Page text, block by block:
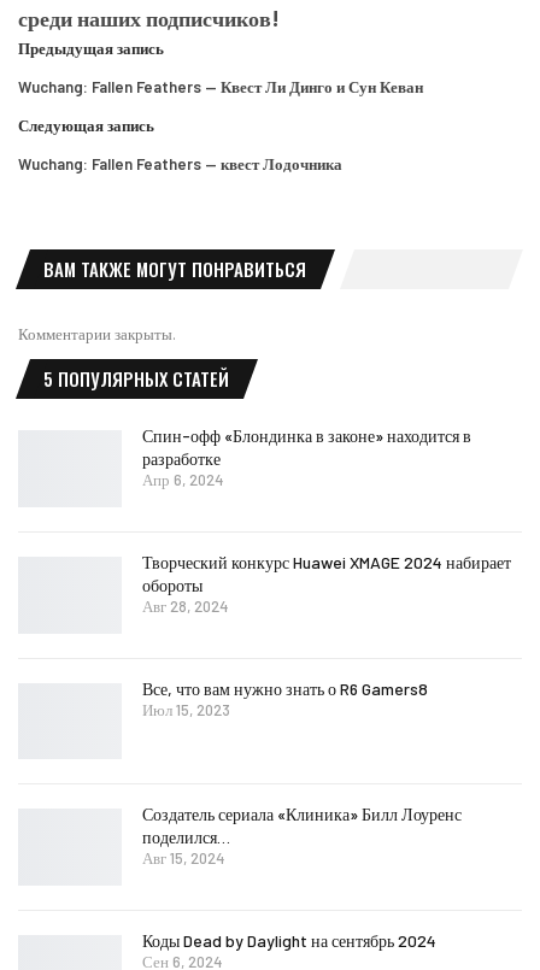
среди наших подписчиков!
Предыдущая запись
Wuchang: Fallen Feathers — Квест Ли Динго и Сун Кеван
Следующая запись
Wuchang: Fallen Feathers — квест Лодочника
ВАМ ТАКЖЕ МОГУТ ПОНРАВИТЬСЯ
Комментарии закрыты.
5 ПОПУЛЯРНЫХ СТАТЕЙ
Спин-офф «Блондинка в законе» находится в
разработке
Апр 6, 2024
Творческий конкурс Huawei XMAGE 2024 набирает
обороты
Авг 28, 2024
Все, что вам нужно знать о R6 Gamers8
Июл 15, 2023
Создатель сериала «Клиника» Билл Лоуренс
поделился…
Авг 15, 2024
Коды Dead by Daylight на сентябрь 2024
Сен 6, 2024